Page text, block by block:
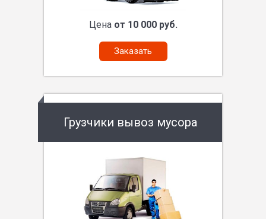
Цена от 10 000 руб.
Заказать
Грузчики вывоз мусора